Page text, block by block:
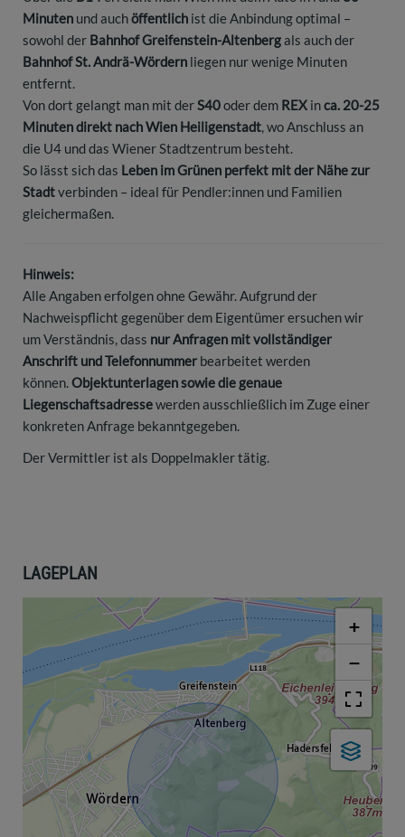
Minuten und auchöffentlich ist die Anbindung optimal –
sowohl der Bahnhof Greifenstein-Altenbergals auch der
Bahnhof St. Andrä-Wördern liegen nur wenige Minuten
entfernt.
Von dort gelangt man mit derS40oder dem REX inca. 20-25
Minuten direkt nach Wien Heiligenstadt, wo Anschluss an
die U4 und das Wiener Stadtzentrum besteht.
So lässt sich das Leben im Grünen perfekt mit der Nähe zur
Stadtverbinden – ideal für Pendler:innen und Familien
gleichermaßen.
Hinweis:
Alle Angaben erfolgen ohne Gewähr. Aufgrund der
Nachweispflicht gegenüber dem Eigentümer ersuchen wir
um Verständnis, dass nur Anfragen mit vollständiger
Anschrift und Telefonnummer bearbeitet werden
können.Objektunterlagen sowie die genaue
Liegenschaftsadressewerden ausschließlich im Zuge einer
konkreten Anfrage bekanntgegeben.
Der Vermittler ist als Doppelmakler tätig.
LAGEPLAN
+
−